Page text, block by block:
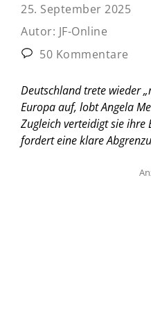
25. September 2025
Autor: JF-Online
50 Kommentare
Deutschland trete wieder
Europa auf, lobt Angela
Zugleich verteidigt sie ihre
fordert eine klare